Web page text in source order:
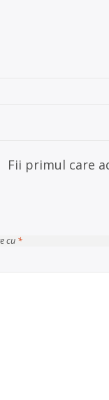
Fii primul care
cu *